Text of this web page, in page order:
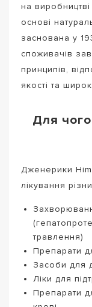
на
основі
заснована у
споживачів
принципів,
якості та
Для
Дженерики
лікування
травлення)
Препарати
Засоби для
Ліки для
Препарати